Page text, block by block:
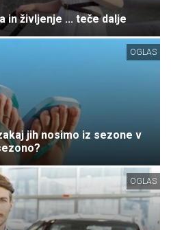
in življenje ... teče dalje
OGLAS
jih nosimo iz sezone v
OGLAS